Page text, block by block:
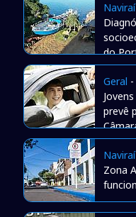
Naviraí
do
Geral -
prevê
Naviraí
Zona